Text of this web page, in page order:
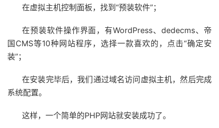
在虚拟主机控制面板，找到“预装软件”；
在预装软件操作界面，有WordPress、dedecms、帝
国CMS等10种网站程序，选择一款喜欢的，点击“确定安
装”；
在安装完毕后，我们通过域名访问虚拟主机，然后完成
系统配置。
这样，一个简单的PHP网站就安装成功了。